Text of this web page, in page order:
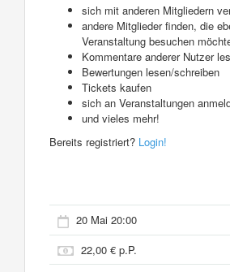
sich mit anderen Mitgliedern
andere Mitglieder finden, die
Veranstaltung besuchen
Kommentare anderer Nutzer
Bewertungen lesen/schreiben
Tickets kaufen
sich an Veranstaltungen
und vieles mehr!
Bereits registriert? Login!
20 Mai 20:00
22,00 € p.P.